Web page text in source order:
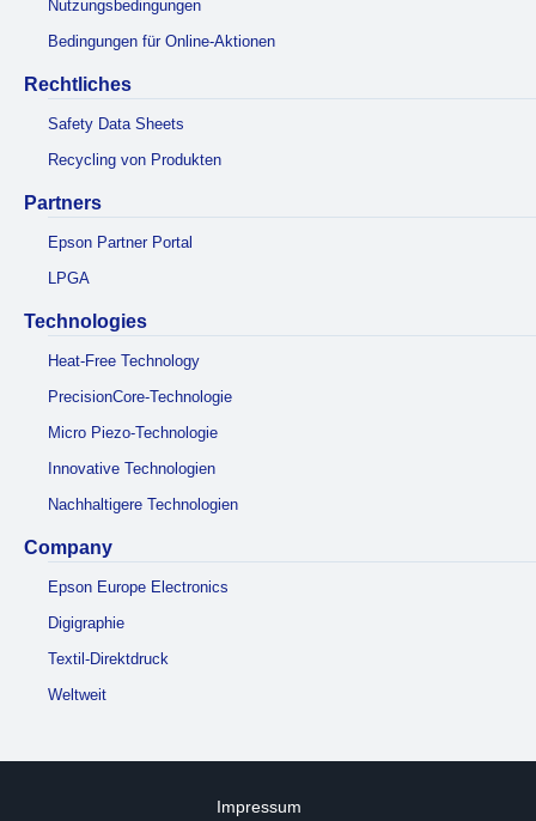
Nutzungsbedingungen
Bedingungen für Online-Aktionen
Rechtliches
Safety Data Sheets
Recycling von Produkten
Partners
Epson Partner Portal
LPGA
Technologies
Heat-Free Technology
PrecisionCore-Technologie
Micro Piezo-Technologie
Innovative Technologien
Nachhaltigere Technologien
Company
Epson Europe Electronics
Digigraphie
Textil-Direktdruck
Weltweit
Impressum